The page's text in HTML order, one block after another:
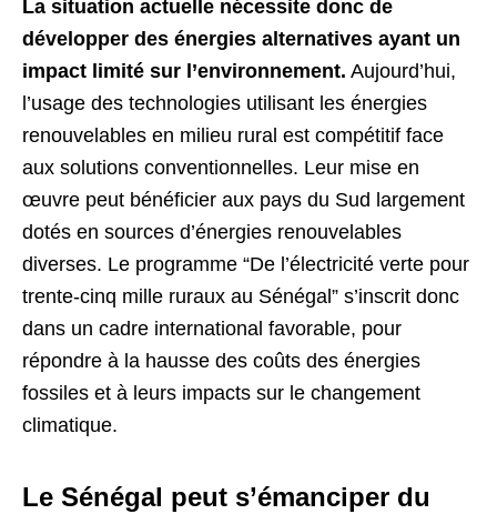
La situation actuelle nécessite donc de
développer des énergies alternatives ayant un
impact limité sur l’environnement. Aujourd’hui,
l’usage des technologies utilisant les énergies
renouvelables en milieu rural est compétitif face
aux solutions conventionnelles. Leur mise en
œuvre peut bénéficier aux pays du Sud largement
dotés en sources d’énergies renouvelables
diverses. Le programme “De l’électricité verte pour
trente-cinq mille ruraux au Sénégal” s’inscrit donc
dans un cadre international favorable, pour
répondre à la hausse des coûts des énergies
fossiles et à leurs impacts sur le changement
climatique.
Le Sénégal peut s’émanciper du